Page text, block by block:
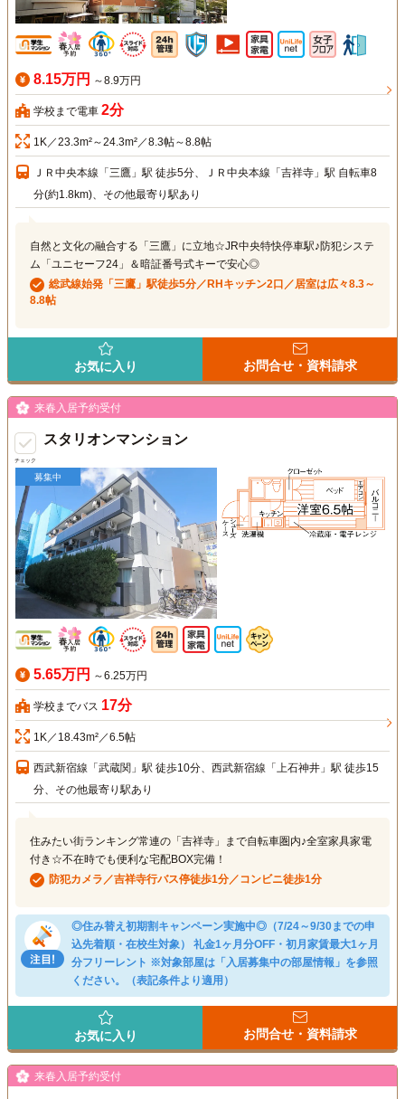
8.15万円 ～8.9万円
学校まで電車 2分
1K／23.3m²～24.3m²／8.3帖～8.8帖
ＪＲ中央本線「三鷹」駅 徒歩5分、ＪＲ中央本線「吉祥寺」駅 自転車8
分(約1.8km)、その他最寄り駅あり
自然と文化の融合する「三鷹」に立地☆JR中央特快停車駅♪防犯システ
ム「ユニセーフ24」＆暗証番号式キーで安心◎
総武線始発「三鷹」駅徒歩5分／RHキッチン2口／居室は広々8.3～
8.8帖
お気に入り お問合せ・資料請求
チェック
来春入居予約受付
スタリオンマンション
募集中
5.65万円 ～6.25万円
学校までバス 17分
1K／18.43m²／6.5帖
西武新宿線「武蔵関」駅 徒歩10分、西武新宿線「上石神井」駅 徒歩15
分、その他最寄り駅あり
住みたい街ランキング常連の「吉祥寺」まで自転車圏内♪全室家具家電
付き☆不在時でも便利な宅配BOX完備！
防犯カメラ／吉祥寺行バス停徒歩1分／コンビニ徒歩1分
◎住み替え初期割キャンペーン実施中◎（7/24～9/30までの申
込先着順・在校生対象） 礼金1ヶ月分OFF・初月家賃最大1ヶ月
分フリーレント ※対象部屋は「入居募集中の部屋情報」を参照
ください。（表記条件より適用）
お気に入り お問合せ・資料請求
来春入居予約受付